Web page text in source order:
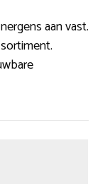
aan vast.